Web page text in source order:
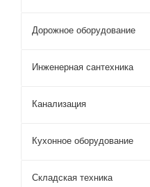
Дорожное оборудование
Инженерная сантехника
Канализация
Кухонное оборудование
Складская техника